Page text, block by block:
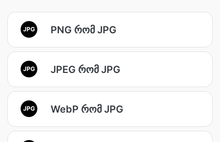
JPG PNG რომ JPG
JPG JPEG რომ JPG
JPG WebP რომ JPG